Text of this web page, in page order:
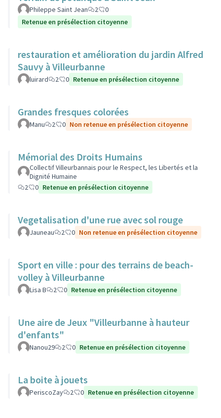
Phileppe Saint Jean 2
0
Retenue en présélection citoyenne
restauration et amélioration du jardin Alfred
Sauvy à Villeurbanne
luirard 2 0 Retenue en présélection citoyenne
Grandes fresques colorées
Manu 2 0 Non retenue en présélection citoyenne
Mémorial des Droits Humains
Collectif Villeurbannais pour le Respect, les Libertés et la
Dignité Humaine
2
0 Retenue en présélection citoyenne
Vegetalisation d'une rue avec sol rouge
Jauneau 2 0 Non retenue en présélection citoyenne
Sport en ville : pour des terrains de beach-
volley à Villeurbanne
Lisa B 2 0 Retenue en présélection citoyenne
Une aire de Jeux "Villeurbanne à hauteur
d'enfants"
Nanou29 2 0 Retenue en présélection citoyenne
La boite à jouets
PeriscoZay 2 0 Retenue en présélection citoyenne